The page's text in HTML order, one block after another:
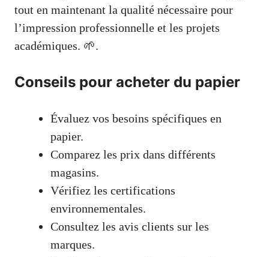
tout en maintenant la qualité nécessaire pour
l’impression professionnelle et les projets
académiques. 🌱.
Conseils pour acheter du papier
Évaluez vos besoins spécifiques en
papier.
Comparez les prix dans différents
magasins.
Vérifiez les certifications
environnementales.
Consultez les avis clients sur les
marques.